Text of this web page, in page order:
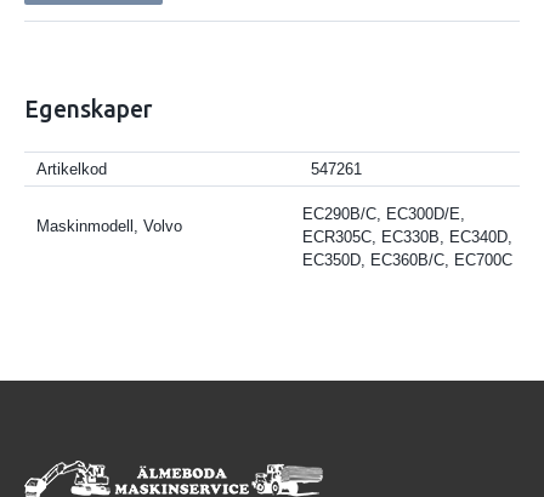
Egenskaper
Artikelkod 547261
Maskinmodell, Volvo
EC290B/C, EC300D/E,
ECR305C, EC330B, EC340D,
EC350D, EC360B/C, EC700C